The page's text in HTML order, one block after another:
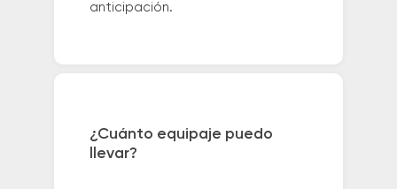
anticipación.
¿Cuánto equipaje puedo
llevar?